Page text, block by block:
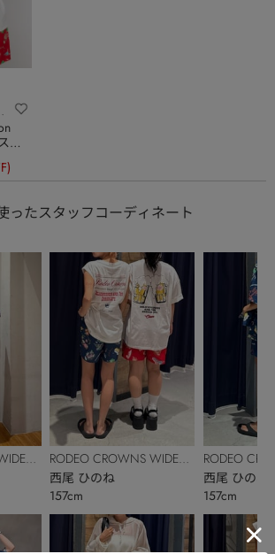
リ
ったスタッフコーディネート
RODEO CROWNS WIDE
BOWL
西尾 ひのね
157cm
RODEO
BOWL
西尾 ひのね
157cm